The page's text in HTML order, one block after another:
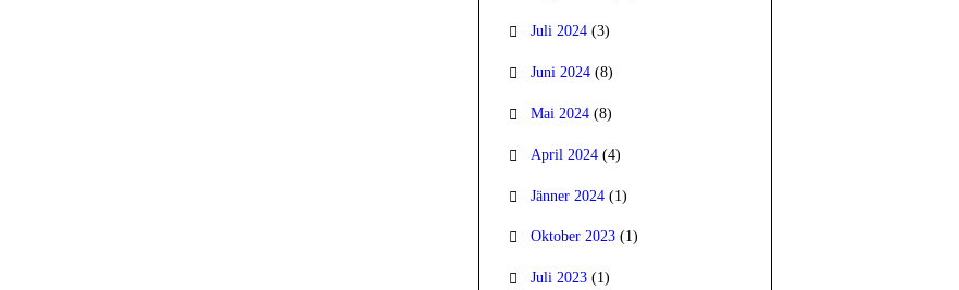
Juli 2024(3)
Juni 2024(8)
Mai 2024(8)
April 2024(4)
Jänner 2024(1)
Oktober 2023(1)
Juli 2023(1)